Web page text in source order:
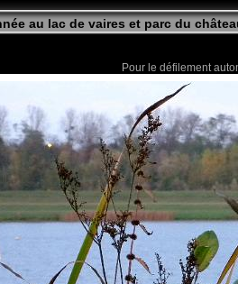
au lac de vaires et parc du
Pour le défilement